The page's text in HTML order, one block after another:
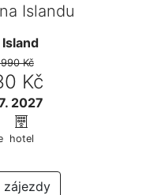
Islandu
Island
Kč
Kč
2027
hotel
zájezdy